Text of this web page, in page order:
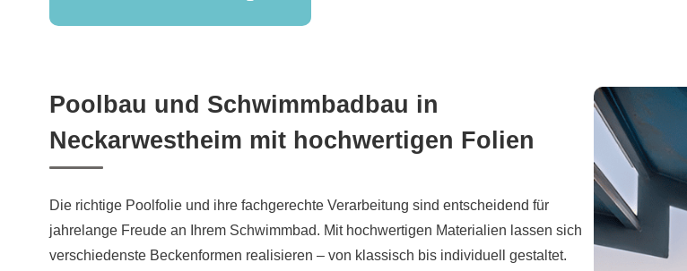
Poolbau und Schwimmbadbau in
Neckarwestheim mit hochwertigen Folien
Die richtige Poolfolie und ihre fachgerechte Verarbeitung sind entscheidend für
jahrelange Freude an Ihrem Schwimmbad. Mit hochwertigen Materialien lassen sich
verschiedenste Beckenformen realisieren – von klassisch bis individuell gestaltet.